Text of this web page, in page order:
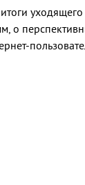
уходящего
о